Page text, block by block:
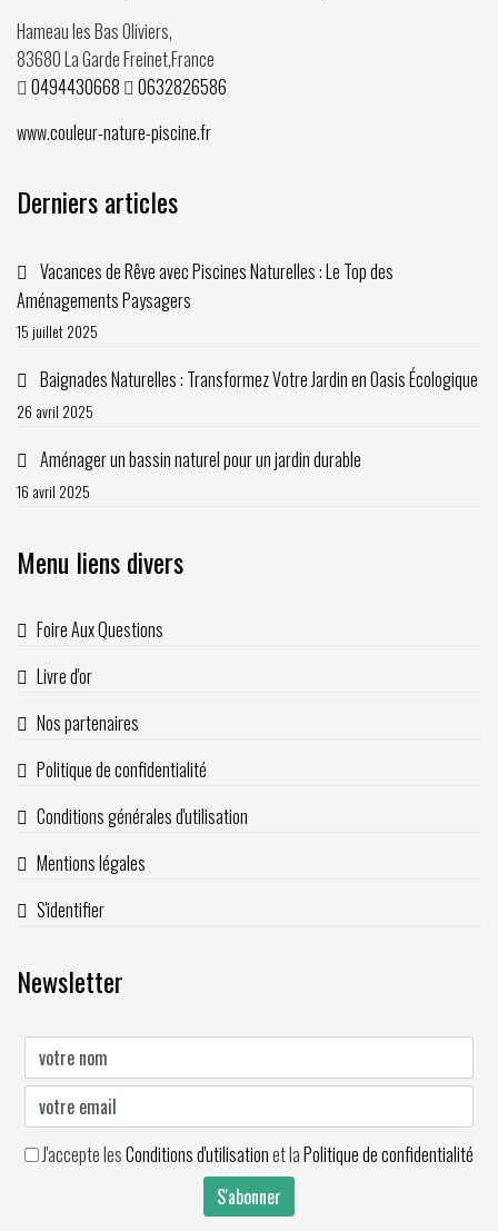
Hameau les Bas Oliviers,
83680La Garde Freinet,France
0494430668
0632826586
www.couleur-nature-piscine.fr
Derniers articles
Vacances de Rêve avec Piscines Naturelles : Le Top des
Aménagements Paysagers
15 juillet 2025
Baignades Naturelles : Transformez Votre Jardin en Oasis Écologique
26 avril 2025
Aménager un bassin naturel pour un jardin durable
16 avril 2025
Menu liens divers
Foire Aux Questions
Livre d'or
Nos partenaires
Politique de confidentialité
Conditions générales d'utilisation
Mentions légales
S'identifier
Newsletter
J'accepte lesConditions d'utilisationet laPolitique de confidentialité